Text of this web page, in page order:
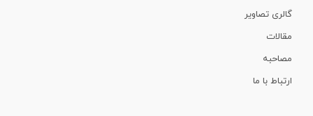
گالری تصاویر
مقالات
مصاحبه
ارتباط با ما